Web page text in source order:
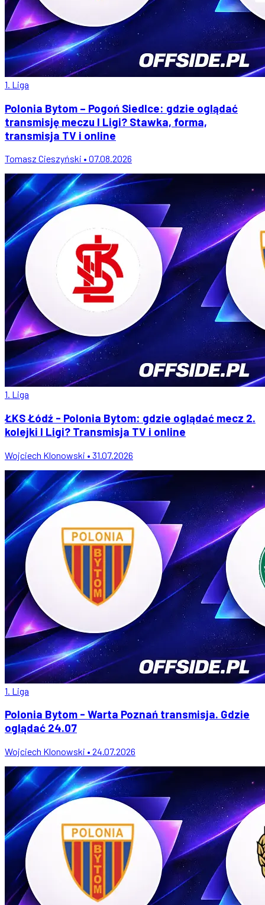
1. Liga
Polonia Bytom – Pogoń Siedlce: gdzie oglądać
transmisję meczu I Ligi? Stawka, forma,
transmisja TV i online
Tomasz Cieszyński • 07.08.2026
1. Liga
ŁKS Łódź - Polonia Bytom: gdzie oglądać mecz 2.
kolejki I Ligi? Transmisja TV i online
Wojciech Klonowski • 31.07.2026
1. Liga
Polonia Bytom - Warta Poznań transmisja. Gdzie
oglądać 24.07
Wojciech Klonowski • 24.07.2026